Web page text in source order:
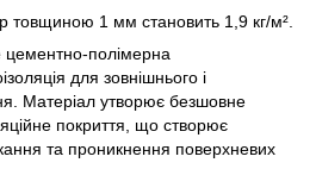
товщиною 1 мм становить 1,9 кг/м².
полімерна
для зовнішнього і
Матеріал утворює безшовне
покриття, що створює
та проникнення поверхневих